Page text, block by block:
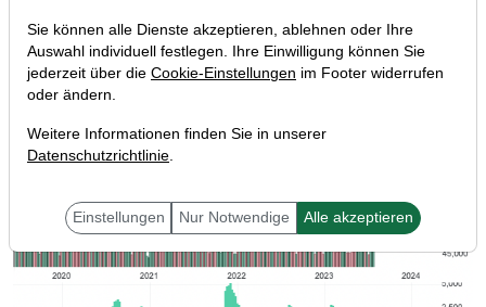
Sie können alle Dienste akzeptieren, ablehnen oder Ihre
Auswahl individuell festlegen. Ihre Einwilligung können Sie
jederzeit über die Cookie-Einstellungen im Footer widerrufen
oder ändern.
Weitere Informationen finden Sie in unserer
Datenschutzrichtlinie.
Einstellungen Nur Notwendige Alle akzeptieren